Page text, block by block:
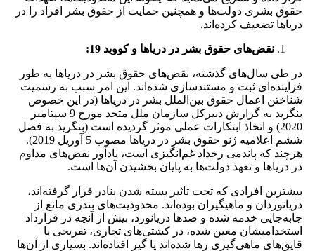
حقوق بشری دولت‌ها و همچنین حمایت از حقوق بشر افراد را در
دریاها تضعیف کرده‌اند.
نقض‌های حقوق بشر در دریاها و کووید 19:
در طی سال‌های گذشته، نقض‌های حقوق بشر در دریاها به طور
فزاینده‌ای ثبت و مستندسازی شده‌اند. این امر سبب به رسمیت
شناختن اعمال حقوق بین‌الملل بشر در دریاها (در این خصوص
بنگرید به گزارش دبیرکل سازمان ملل متحد مورخ 9 سپتامبر
2020) و اتخاذ ابتکارات عملی موثر گردیده است (بنگرید به فصل
ششم اعلامیه ژنو حقوق بشر در دریاها مصوب 5 آوریل 2019).
هرچند که پاندمی رخداد غم‌انگیزی است، یادآور نقض‌های مداوم
در دریاها و تعهد دولت‌ها به پایان بخشیدن آن‌ها است.
بیشترین افرادی که تحت تاثیر بسته شدن بنادر قرار گرفته‌اند،
دریانوردان و ماهیگیران بوده‌اند. محدودیت‌های بندری مانع از
جابه‌جایی خدمه شده و صدها دریانورد، بیش از آنچه در قرارداد
استخدامیشان معین شده، در کشتی‌های تجاری، تفریحی یا
قایق‌های ماهی‌گیری رها شده‌اند یا گیر افتاده‌اند. بسیاری از آن‌ها